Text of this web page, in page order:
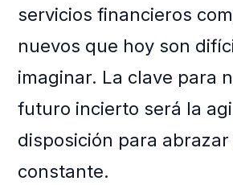
servicios financieros
nuevos que hoy son
imaginar. La clave para
futuro incierto será la
disposición para
constante.